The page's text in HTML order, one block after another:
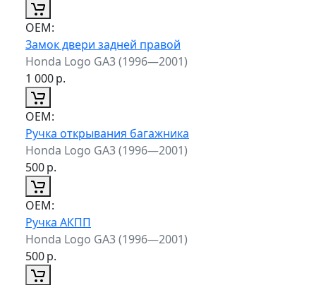
ОЕМ:
Замок двери задней правой
Honda Logo GA3 (1996—2001)
1 000р.
ОЕМ:
Ручка открывания багажника
Honda Logo GA3 (1996—2001)
500р.
ОЕМ:
Ручка АКПП
Honda Logo GA3 (1996—2001)
500р.